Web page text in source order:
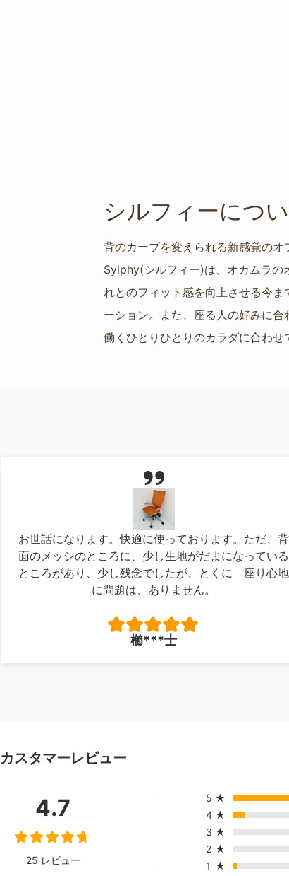
シルフィーにつ
背のカーブを変えられる新感覚のオ
Sylphy(シルフィー)は、オカムラの
れとのフィット感を向上させる今
ーション。また、座る人の好みに
働くひとりひとりのカラダに合わ
お世話になります。快適に使っております。ただ、背
面のメッシのところに、少し生地がだまになっている
ところがあり、少し残念でしたが、とくに 座り心地
に問題は、ありません。
櫛***士
カスタマーレビュー
4.7
25 レビュー
5 ★
4 ★
3 ★
2 ★
1 ★